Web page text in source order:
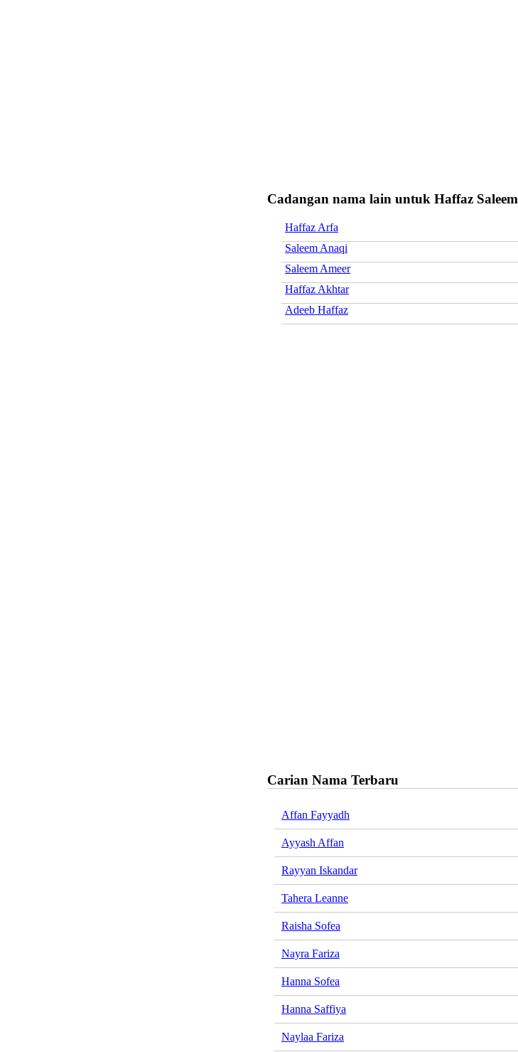
Cadangan nama lain untuk Haffaz Saleem
Haffaz Arfa
Saleem Anaqi
Saleem Ameer
Haffaz Akhtar
Adeeb Haffaz
Carian Nama Terbaru
Affan Fayyadh
Ayyash Affan
Rayyan Iskandar
Tahera Leanne
Raisha Sofea
Nayra Fariza
Hanna Sofea
Hanna Saffiya
Naylaa Fariza